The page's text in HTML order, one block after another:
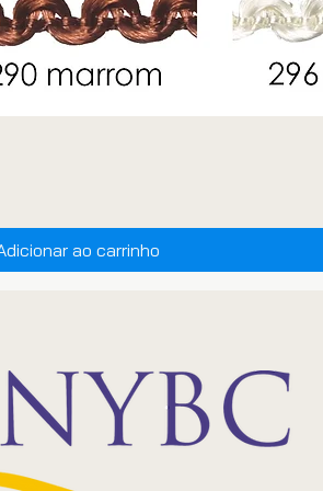
ao carrinho